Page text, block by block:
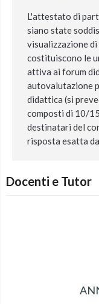
L'attestato di
siano state
visualizzazione
costituiscono le
attiva ai forum
autovalutazione
didattica (si
composti di 10/
destinatari del
risposta esatta
Docenti e Tutor